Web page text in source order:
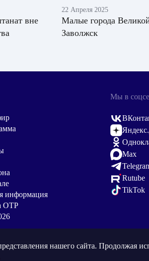
нашего сайта. Продолжая
вне
22 Апреля 2025
Малые города
Заволжск
информация
ОТР
Мы в
Max
Rutube
TikTok